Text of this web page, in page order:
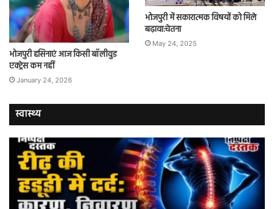
भोजपुरी हसिनाएं आज किसी बॉलीवुड
एक्ट्रेस कम नहीं
January 24, 2026
भोजपुरी में सकारात्मक विषयों को मिले
बढ़ावा:चेतना
May 24, 2025
स्वास्थ्य